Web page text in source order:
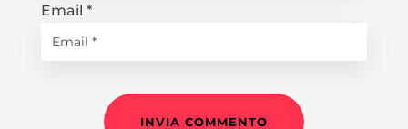
Email *
INVIA COMMENTO